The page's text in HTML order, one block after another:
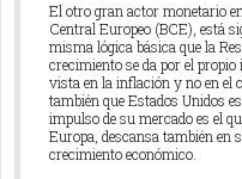
El otro gran actor monetario
Central Europeo (BCE), está
misma lógica básica que la
crecimiento se da por el
vista en la inflación y no en el
también que Estados Unidos
impulso de su mercado es el
Europa, descansa también en
crecimiento económico.